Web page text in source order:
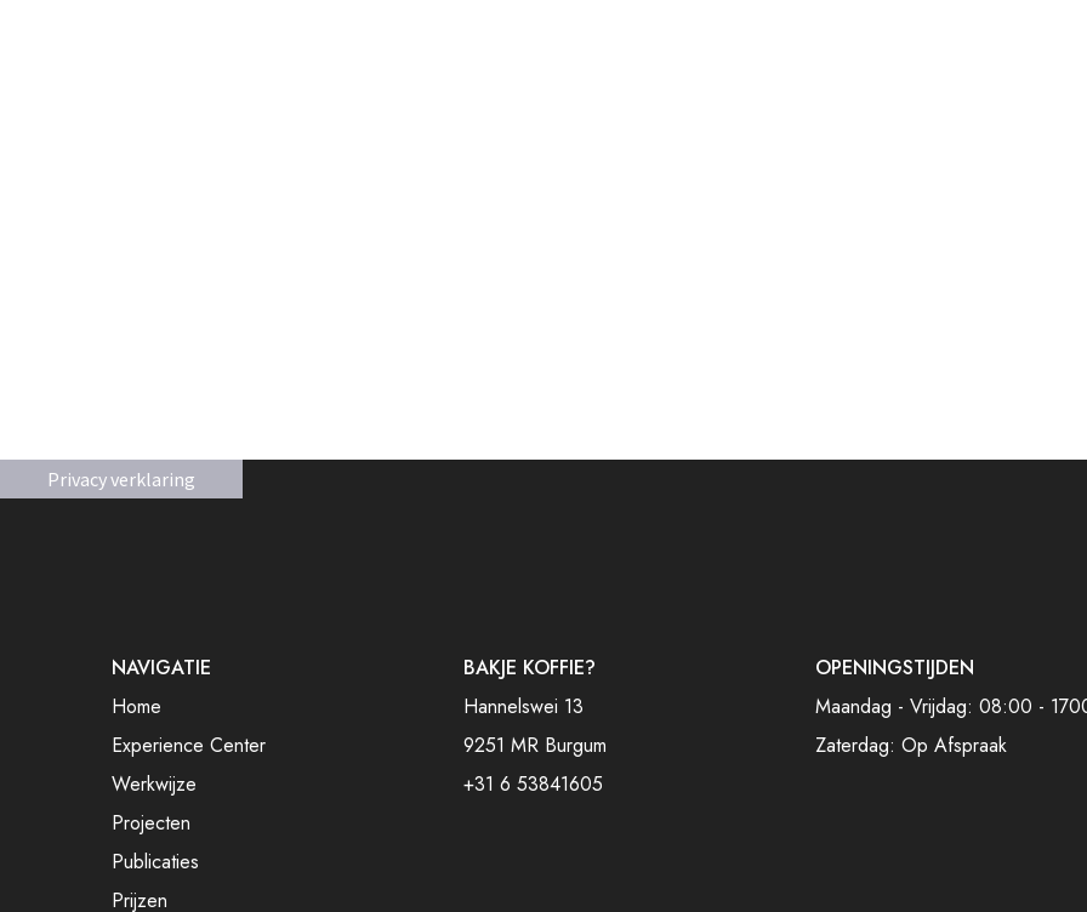
Privacy verklaring
NAVIGATIE
Home
Experience Center
Werkwijze
Projecten
Publicaties
Prijzen
BAKJE KOFFIE?
Hannelswei 13
9251 MR Burgum
+31 6 53841605
OPENINGSTIJDEN
Maandag - Vrijdag: 08:00 -
Zaterdag: Op Afspraak